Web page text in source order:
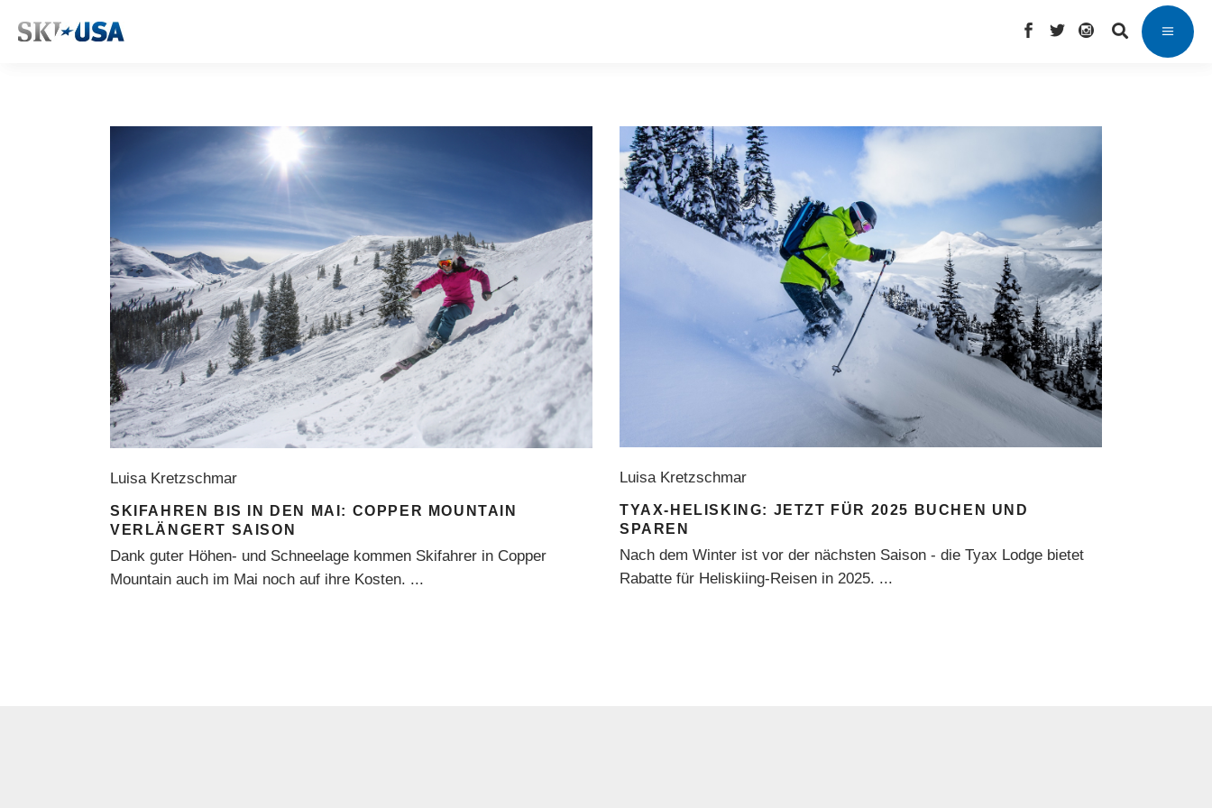
Luisa Kretzschmar
SKIFAHREN BIS IN DEN MAI: COPPER MOUNTAIN
VERLÄNGERT SAISON
Dank guter Höhen- und Schneelage kommen Skifahrer in Copper
Mountain auch im Mai noch auf ihre Kosten.
Luisa Kretzschmar
TYAX-HELISKING: JETZT FÜR 2025 BUCHEN UND
SPAREN
Nach dem Winter ist vor der nächsten Saison - die Tyax Lodge bietet
Rabatte für Heliskiing-Reisen in 2025.